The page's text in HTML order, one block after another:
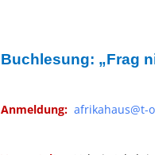
Buchlesung: „Frag
Anmeldung: afrikahaus@t-